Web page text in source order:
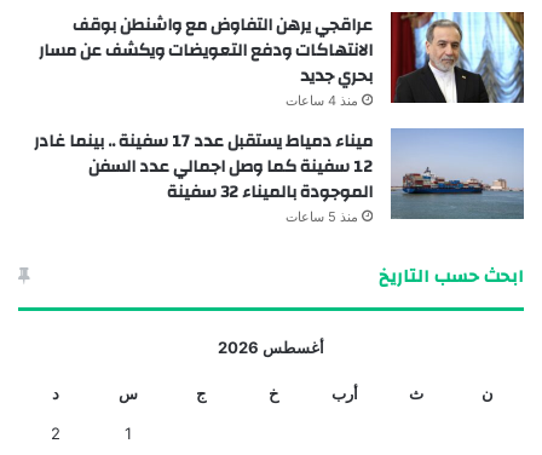
عراقجي يرهن التفاوض مع واشنطن بوقف
الانتهاكات ودفع التعويضات ويكشف عن مسار
بحري جديد
منذ 4 ساعات
ميناء دمياط يستقبل عدد 17 سفينة .. بينما غادر
12 سفينة كما وصل اجمالي عدد السفن
الموجودة بالميناء 32 سفينة
منذ 5 ساعات
ابحث حسب التاريخ
أغسطس 2026
ن ث أرب خ ج س د
1
2